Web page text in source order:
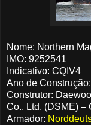
Nome: Northern
IMO: 9252541
Indicativo: CQIV4
Ano de
Construtor:
Co., Ltd. (DSME) –
Armador: